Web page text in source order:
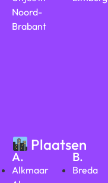
Noord-
Brabant
Plaatsen
A.
Alkmaar
B.
Breda